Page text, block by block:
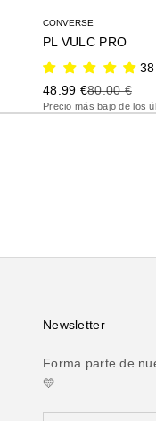
CONVERSE
PL VULC PRO
Precio de oferta
48.99 €Precio
80.00 €
Precio más bajo de los
Newsletter
Forma parte de
💛